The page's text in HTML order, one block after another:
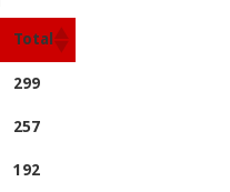
Total
299
257
192